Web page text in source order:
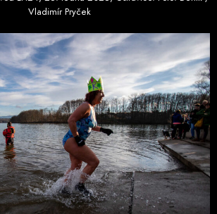
Vladimír Pryček